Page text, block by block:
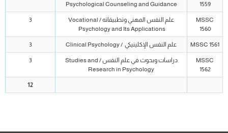
1559
Psychological Counseling and Guidance
MSSC
1560
علم النفس المهني وتطبيقاته / Vocational
Psychology and Its Applications
3
MSSC 1561 علم النفس الإكلينيكي / Clinical Psychology 3
MSSC
1562
دراسات وبحوث في علم النفس / Studies and
Research in Psychology
3
12